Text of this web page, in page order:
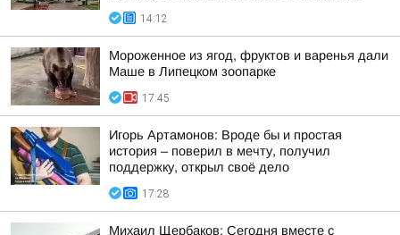
14:12
Мороженное из ягод, фруктов и варенья дали
Маше в Липецком зоопарке
17:45
Игорь Артамонов: Вроде бы и простая
история – поверил в мечту, получил
поддержку, открыл своё дело
17:28
Михаил Щербаков: Сегодня вместе с